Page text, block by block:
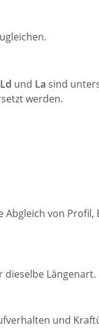
und La sind
werden.
von Profil,
dieselbe Längenart.
und